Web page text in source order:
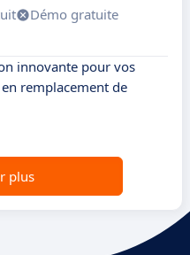
Démo gratuite
innovante pour vos
remplacement de
plus